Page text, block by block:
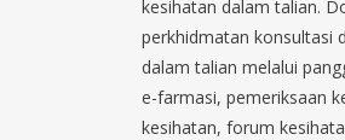
kesihatan dalam talian.
perkhidmatan konsultasi
dalam talian melalui
e-farmasi, pemeriksaan
kesihatan, forum